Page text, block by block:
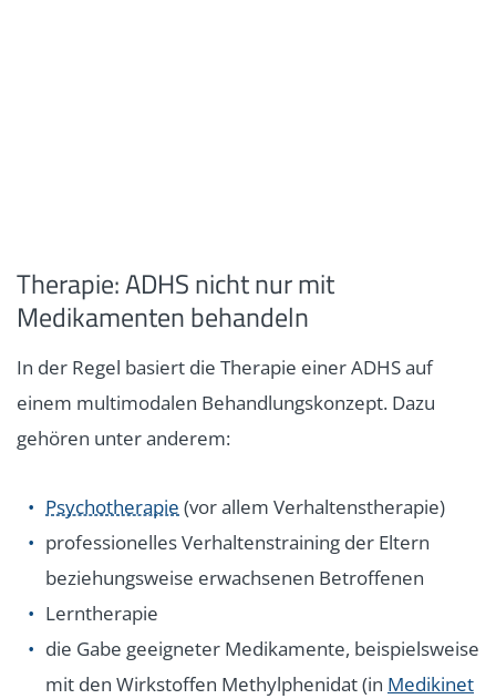
Therapie: ADHS nicht nur mit
Medikamenten behandeln
In der Regel basiert die Therapie einer ADHS auf
einem multimodalen Behandlungskonzept. Dazu
gehören unter anderem:
Psychotherapie (vor allem Verhaltenstherapie)
professionelles Verhaltenstraining der Eltern
beziehungsweise erwachsenen Betroffenen
Lerntherapie
die Gabe geeigneter Medikamente, beispielsweise
mit den Wirkstoffen Methylphenidat (in Medikinet